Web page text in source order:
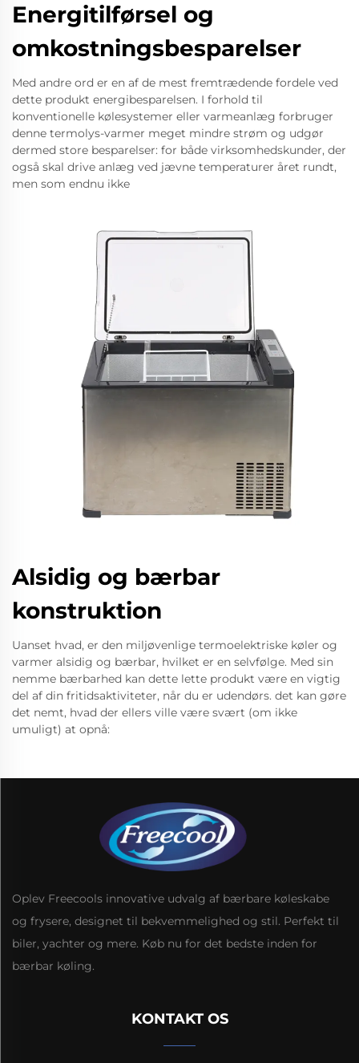
Energitilførsel og
omkostningsbesparelser
Med andre ord er en af de mest fremtrædende fordele ved
dette produkt energibesparelsen. I forhold til
konventionelle kølesystemer eller varmeanlæg forbruger
denne termolys-varmer meget mindre strøm og udgør
dermed store besparelser: for både virksomhedskunder, der
også skal drive anlæg ved jævne temperaturer året rundt,
men som endnu ikke
Alsidig og bærbar
konstruktion
Uanset hvad, er den miljøvenlige termoelektriske køler og
varmer alsidig og bærbar, hvilket er en selvfølge. Med sin
nemme bærbarhed kan dette lette produkt være en vigtig
del af din fritidsaktiviteter, når du er udendørs. det kan gøre
det nemt, hvad der ellers ville være svært (om ikke
umuligt) at opnå:
Oplev Freecools innovative udvalg af bærbare køleskabe
og frysere, designet til bekvemmelighed og stil. Perfekt til
biler, yachter og mere. Køb nu for det bedste inden for
bærbar køling.
KONTAKT OS